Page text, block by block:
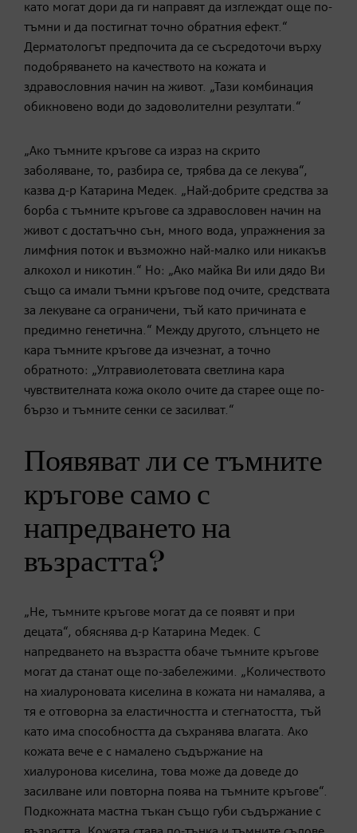
като могат дори да ги направят да изглеждат още по-
тъмни и да постигнат точно обратния ефект.“
Дерматологът предпочита да се съсредоточи върху
подобряването на качеството на кожата и
здравословния начин на живот. „Тази комбинация
обикновено води до задоволителни резултати.“
„Ако тъмните кръгове са израз на скрито
заболяване, то, разбира се, трябва да се лекува“,
казва д-р Катарина Медек. „Най-добрите средства за
борба с тъмните кръгове са здравословен начин на
живот с достатъчно сън, много вода, упражнения за
лимфния поток и възможно най-малко или никакъв
алкохол и никотин.“ Но: „Ако майка Ви или дядо Ви
също са имали тъмни кръгове под очите, средствата
за лекуване са ограничени, тъй като причината е
предимно генетична.“ Между другото, слънцето не
кара тъмните кръгове да изчезнат, а точно
обратното: „Ултравиолетовата светлина кара
чувствителната кожа около очите да старее още по-
бързо и тъмните сенки се засилват.“
Появяват ли се тъмните
кръгове само с
напредването на
възрастта?
„Не, тъмните кръгове могат да се появят и при
децата“, обяснява д-р Катарина Медек. С
напредването на възрастта обаче тъмните кръгове
могат да станат още по-забележими. „Количеството
на хиалуроновата киселина в кожата ни намалява, a
тя е отговорна за еластичността и стегнатостта, тъй
като има способността да съхранява влагата. Ако
кожата вече е с намалено съдържание на
хиалуронова киселина, това може да доведе до
засилване или повторна поява на тъмните кръгове“.
Подкожната мастна тъкан също губи съдържание с